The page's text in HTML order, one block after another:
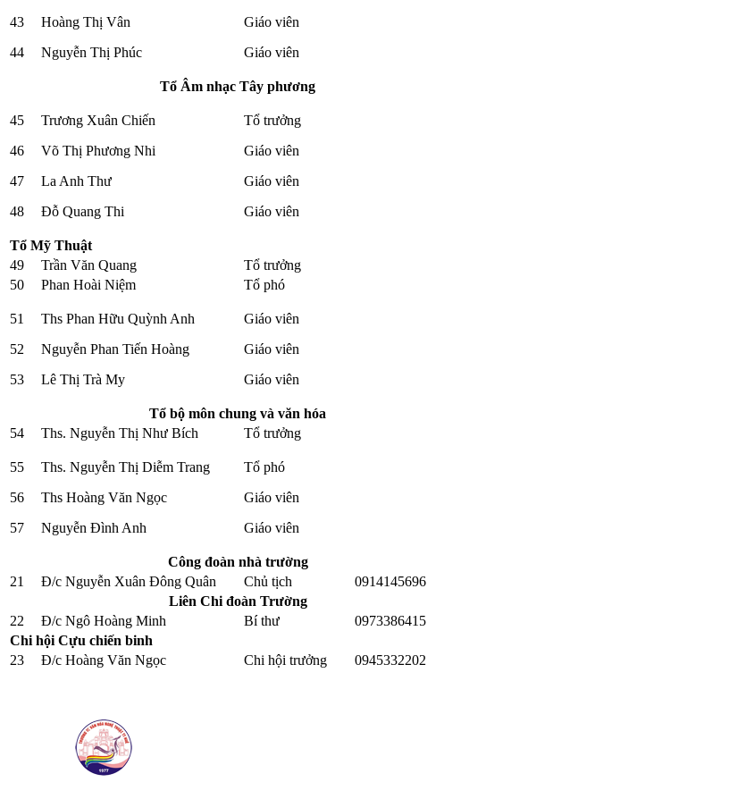
43
44
Hoàng Thị Vân
Nguyễn Thị Phúc
Giáo viên
Giáo viên
Tổ Âm nhạc Tây phương
45
46
47
48
Trương Xuân Chiến
Võ Thị Phương Nhi
La Anh Thư
Đỗ Quang Thi
Tổ trưởng
Giáo viên
Giáo viên
Giáo viên
Tổ Mỹ Thuật
49
Trần Văn Quang
Tổ trưởng
50
Phan Hoài Niệm Tổ phó
51
52
53
Ths Phan Hữu Quỳnh Anh
Nguyễn Phan Tiến Hoàng
Lê Thị Trà My
Giáo viên
Giáo viên
Giáo viên
Tổ bộ môn chung và văn hóa
54
Ths. Nguyễn Thị Như Bích Tổ trưởng
55
56
57
Ths. Nguyễn Thị Diễm Trang
Ths Hoàng Văn Ngọc
Nguyễn Đình Anh
Tổ phó
Giáo viên
Giáo viên
Công đoàn nhà trường
21
Đ/c Nguyễn Xuân Đông Quân Chủ tịch
0914145696
Liên Chi đoàn Trường
22
Đ/c Ngô Hoàng Minh Bí thư
0973386415
Chi hội Cựu chiến binh
23
Đ/c Hoàng Văn Ngọc Chi hội trưởng 0945332202